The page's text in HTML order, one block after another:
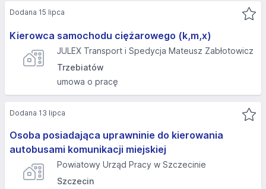
Kierowca samochodu ciężarowego (k,m,x)
JULEX Transport i Spedycja Mateusz Zabłotowicz
Trzebiatów
umowa o pracę
Dodana 15 lipca
Osoba posiadająca uprawninie do kierowania
autobusami komunikacji miejskiej
Powiatowy Urząd Pracy w Szczecinie
Szczecin
Dodana 13 lipca